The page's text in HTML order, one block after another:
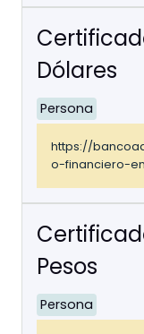
Dólares
Persona
https://
o-financiero-
Pesos
Persona